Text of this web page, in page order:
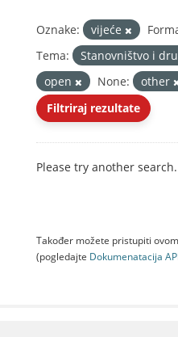
Oznake: vijeće
Tema:
Stanovništvo i
open
None:
other
Filtriraj rezultate
Please try another search.
Također možete pristupiti
(pogledajte Dokumenаtаcijа